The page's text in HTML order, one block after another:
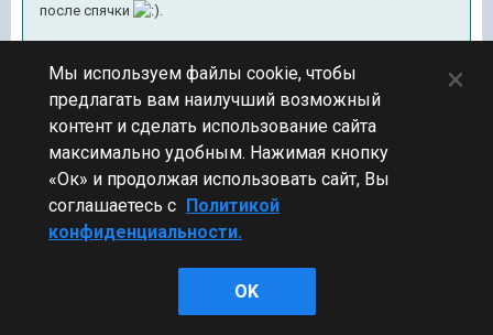
после спячки
Так что молодняк , мотай на ус. Играешь в кооперативном
режиме. Пока не дойдешь до "Люськи" и вперёд , ногибать.
Показать содержимое
Мы используем файлы cookie, чтобы
предлагать вам наилучший возможный
контент и сделать использование сайта
максимально удобным. Нажимая кнопку
«Ок» и продолжая использовать сайт, Вы
соглашаетесь с Политикой
конфиденциальности.
OK
×